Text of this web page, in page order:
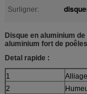
Surligner:
Disque en aluminium
aluminium fort de
Detal rapide :
1 Alliage
2